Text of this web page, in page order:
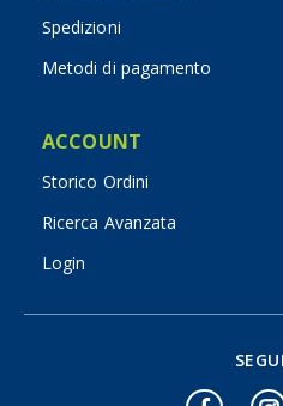
Spedizioni
Metodi di pagamento
ACCOUNT
Storico Ordini
Ricerca Avanzata
Login